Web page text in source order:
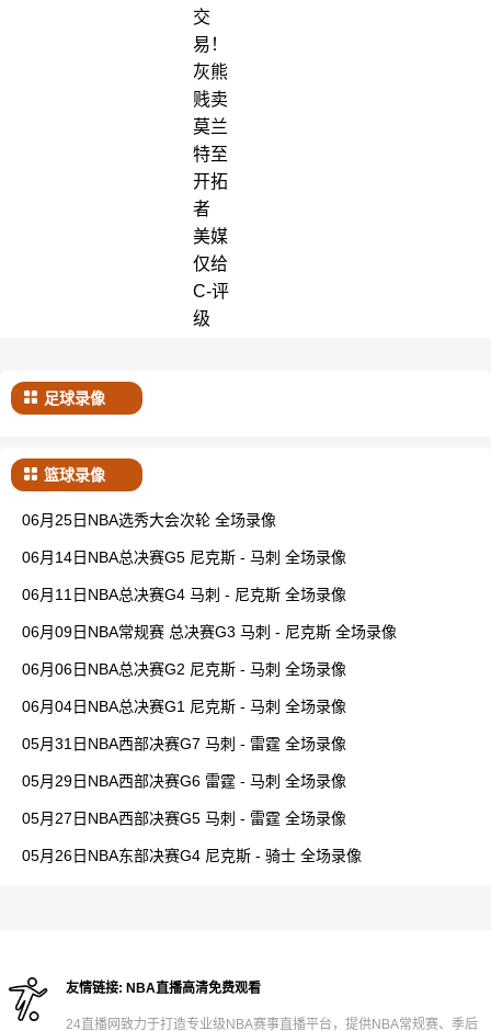
交
易！
灰熊
贱卖
莫兰
特至
开拓
者
美媒
仅给
C-评
级
足球录像
篮球录像
06月25日NBA选秀大会次轮 全场录像
06月14日NBA总决赛G5 尼克斯 - 马刺 全场录像
06月11日NBA总决赛G4 马刺 - 尼克斯 全场录像
06月09日NBA常规赛 总决赛G3 马刺 - 尼克斯 全场录像
06月06日NBA总决赛G2 尼克斯 - 马刺 全场录像
06月04日NBA总决赛G1 尼克斯 - 马刺 全场录像
05月31日NBA西部决赛G7 马刺 - 雷霆 全场录像
05月29日NBA西部决赛G6 雷霆 - 马刺 全场录像
05月27日NBA西部决赛G5 马刺 - 雷霆 全场录像
05月26日NBA东部决赛G4 尼克斯 - 骑士 全场录像
友情链接: NBA直播高清免费观看
24直播网致力于打造专业级NBA赛事直播平台，提供NBA常规赛、季后